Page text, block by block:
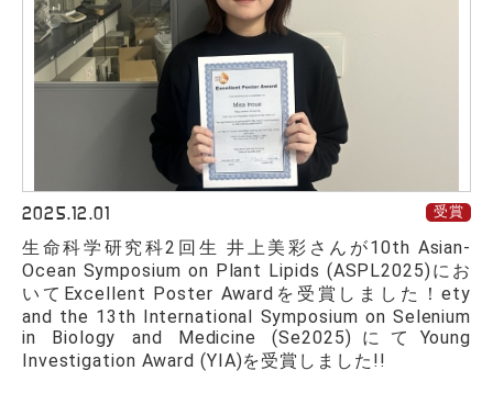
2025.12.01 受賞
生命科学研究科2回生 井上美彩さんが10th Asian-
Ocean Symposium on Plant Lipids (ASPL2025)にお
いてExcellent Poster Awardを受賞しました！ety
and the 13th International Symposium on Selenium
in Biology and Medicine (Se2025)にてYoung
Investigation Award (YIA)を受賞しました!!